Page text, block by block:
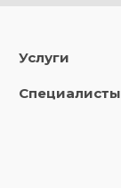
Услуги
Специалисты